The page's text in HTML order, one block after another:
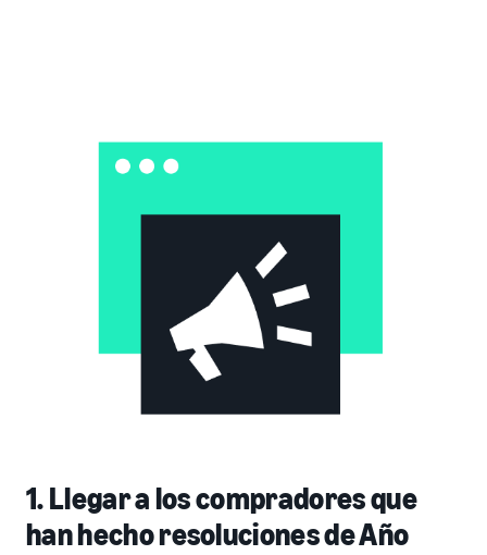
1. Llegar a los compradores que
han hecho resoluciones de Año